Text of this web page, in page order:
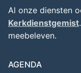
Al onze diensten
Kerkdienstgemist
meebeleven.
AGENDA